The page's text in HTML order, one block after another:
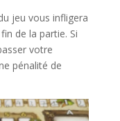
jeu vous infligera
de la partie. Si
votre
pénalité de